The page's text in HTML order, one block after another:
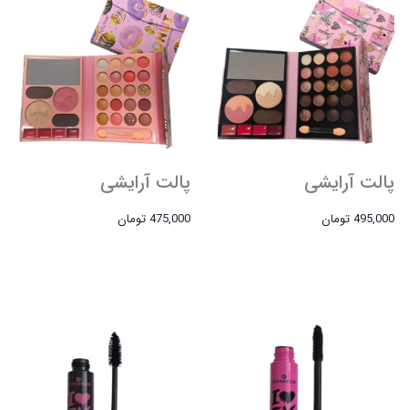
پالت آرایشی
495,000 تومان
پالت آرایشی
475,000 تومان